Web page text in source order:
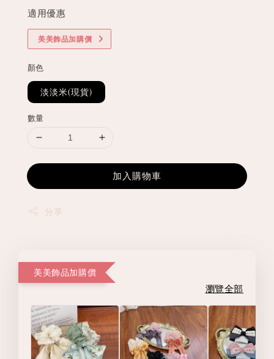
適用優惠
美美飾品加購價
顏色
淡淡米(現貨)
數量
加入購物車
分享
美美飾品加購價
瀏覽全部